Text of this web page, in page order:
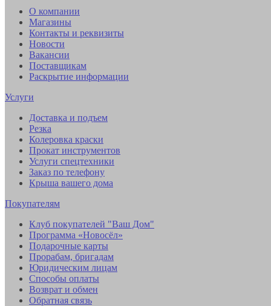
О компании
Магазины
Контакты и реквизиты
Новости
Вакансии
Поставщикам
Раскрытие информации
Услуги
Доставка и подъем
Резка
Колеровка краски
Прокат инструментов
Услуги спецтехники
Заказ по телефону
Крыша вашего дома
Покупателям
Клуб покупателей "Ваш Дом"
Программа «Новосёл»
Подарочные карты
Прорабам, бригадам
Юридическим лицам
Способы оплаты
Возврат и обмен
Обратная связь